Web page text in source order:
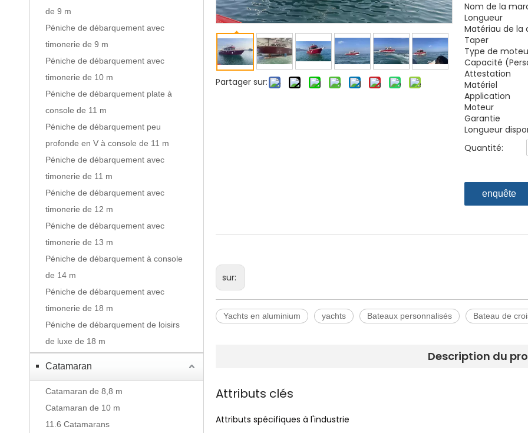
de 9 m
Péniche de débarquement avec
timonerie de 9 m
Péniche de débarquement avec
timonerie de 10 m
Péniche de débarquement plate à
console de 11 m
Péniche de débarquement peu
profonde en V à console de 11 m
Péniche de débarquement avec
timonerie de 11 m
Péniche de débarquement avec
timonerie de 12 m
Péniche de débarquement avec
timonerie de 13 m
Péniche de débarquement à console
de 14 m
Péniche de débarquement avec
timonerie de 18 m
Péniche de débarquement de loisirs
de luxe de 18 m
Catamaran
Catamaran de 8,8 m
Catamaran de 10 m
11.6 Catamarans
Partager sur:
Nom de la
Longueur
Matériau de la
Taper
Type de
Capacité
Attestation
Matériel
Application
Moteur
Garantie
Longueur
Quantité:
enquête
sur:
Yachts en aluminium yachts Bateaux personnalisés Bateau de
Description du
Attributs clés
Attributs spécifiques à l'industrie